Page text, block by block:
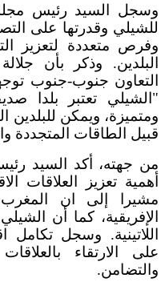
وسجل السيد رئيس
للشيلي وقدرتها على
وفرص متعددة لتعزيز
البلدين. وذكر بأن
التعاون جنوب-جنوب
"الشيلي تعتبر بلدا
ومتميزة، ويمكن
قبيل الطاقات المتجددة
من جهته، أكد السيد
أهمية تعزيز العلاقات
مشيرا إلى ان
الإفريقية، كما أن
اللاتينية. وسجل تكامل
على الارتقاء
والتضامن.